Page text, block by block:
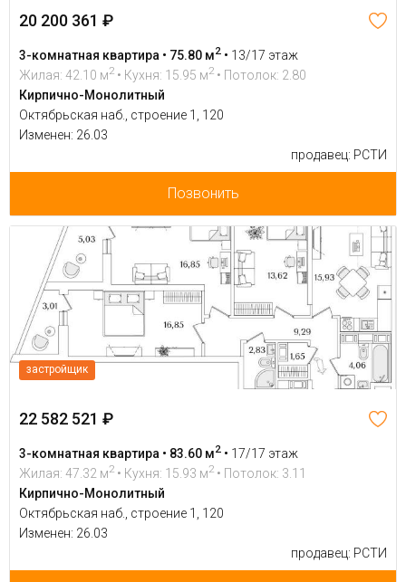
20 200 361 ₽
3-комнатная квартира • 75.80 м2 • 13/17 этаж
Жилая: 42.10 м2 • Кухня: 15.95 м2 • Потолок: 2.80
Кирпично-Монолитный
Октябрьская наб., строение 1, 120
Изменен: 26.03
продавец: РСТИ
Позвонить
застройщик
22 582 521 ₽
3-комнатная квартира • 83.60 м2 • 17/17 этаж
Жилая: 47.32 м2 • Кухня: 15.93 м2 • Потолок: 3.11
Кирпично-Монолитный
Октябрьская наб., строение 1, 120
Изменен: 26.03
продавец: РСТИ